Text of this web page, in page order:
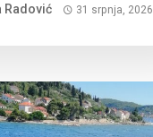
Radović 31 srpnja, 2026